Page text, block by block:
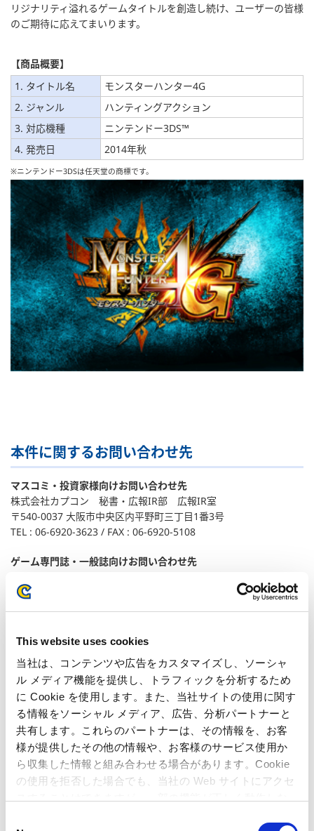
This website uses cookies
当社は、コンテンツや広告をカスタマイズし、ソーシャ
ル メディア機能を提供し、トラフィックを分析するため
に Cookie を使用します。また、当社サイトの使用に関す
る情報をソーシャル メディア、広告、分析パートナーと
共有します。これらのパートナーは、その情報を、お客
様が提供したその他の情報や、お客様のサービス使用か
ら収集した情報と組み合わせる場合があります。Cookie
の使用を拒否した場合でも、当社の Web サイトにアクセ
リジナリティ溢れるゲームタイトルを創造し続け、ユーザーの皆様
のご期待に応えてまいります。
【商品概要】
1. タイトル名
モンスターハンター4G
2. ジャンル
ハンティングアクション
3. 対応機種
ニンテンドー3DS™
4. 発売日
2014年秋
※ニンテンドー3DSは任天堂の商標です。
本件に関するお問い合わせ先
マスコミ・投資家様向けお問い合わせ先
株式会社カプコン 秘書・広報IR部 広報IR室
〒540-0037 大阪市中央区内平野町三丁目1番3号
TEL : 06-6920-3623 / FAX : 06-6920-5108
ゲーム専門誌・一般誌向けお問い合わせ先
〒163-0448 東京都新宿区西新宿二丁目1番1号
ユーザー様向けお問い合わせ先
TEL: 06-6946-3099
関連記事
カプコンの『モンスターハンター4』が400万本を突
破！ ～ 幅広いユーザー層への波及により「モンハン現
象」が再来、販売本数の更なる伸長を目指す ～
を突破！ ～ サードパーティーのニンテンドー3DSタイ